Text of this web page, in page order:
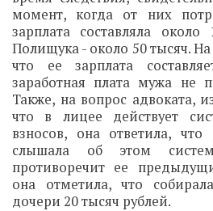
момент, когда от них
зарплата составляла
Полищука - около 50 тысяч.
что ее зарплата
заработная плата мужа не
Также, на вопрос адвоката,
что в лицее действует
взносов, она ответила,
слышала об этом
противоречит ее
она отметила, что
дочери 20 тысяч рублей.